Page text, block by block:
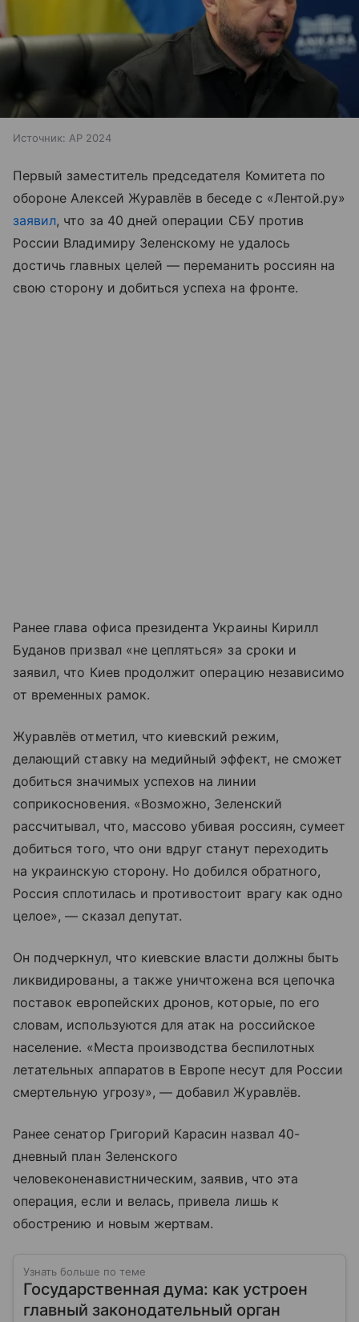
Источник: AP 2024
Первый заместитель председателя Комитета по
обороне Алексей Журавлёв в беседе с «Лентой.ру»
заявил, что за 40 дней операции СБУ против
России Владимиру Зеленскому не удалось
достичь главных целей — переманить россиян на
свою сторону и добиться успеха на фронте.
Ранее глава офиса президента Украины Кирилл
Буданов призвал «не цепляться» за сроки и
заявил, что Киев продолжит операцию независимо
от временных рамок.
Журавлёв отметил, что киевский режим,
делающий ставку на медийный эффект, не сможет
добиться значимых успехов на линии
соприкосновения. «Возможно, Зеленский
рассчитывал, что, массово убивая россиян, сумеет
добиться того, что они вдруг станут переходить
на украинскую сторону. Но добился обратного,
Россия сплотилась и противостоит врагу как одно
целое», — сказал депутат.
Он подчеркнул, что киевские власти должны быть
ликвидированы, а также уничтожена вся цепочка
поставок европейских дронов, которые, по его
словам, используются для атак на российское
население. «Места производства беспилотных
летательных аппаратов в Европе несут для России
смертельную угрозу», — добавил Журавлёв.
Ранее сенатор Григорий Карасин назвал 40-
дневный план Зеленского
человеконенавистническим, заявив, что эта
операция, если и велась, привела лишь к
обострению и новым жертвам.
Узнать больше по теме
Государственная дума: как устроен
главный законодательный орган